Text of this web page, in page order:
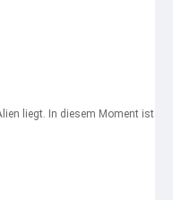
liegt. In diesem Moment ist